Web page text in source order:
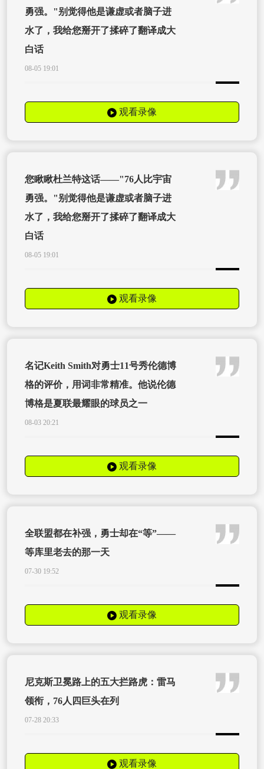
勇强。"别觉得他是谦虚或者脑子进
水了，我给您掰开了揉碎了翻译成大
白话
08-05 19:01
观看录像
您瞅瞅杜兰特这话——"76人比宇宙
勇强。"别觉得他是谦虚或者脑子进
水了，我给您掰开了揉碎了翻译成大
白话
08-05 19:01
观看录像
名记Keith Smith对勇士11号秀伦德博
格的评价，用词非常精准。他说伦德
博格是夏联最耀眼的球员之一
08-03 20:21
观看录像
全联盟都在补强，勇士却在“等”——
等库里老去的那一天
07-30 19:52
观看录像
尼克斯卫冕路上的五大拦路虎：雷马
领衔，76人四巨头在列
07-28 20:33
观看录像